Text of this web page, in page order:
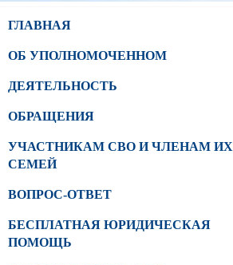
ГЛАВНАЯ
ОБ УПОЛНОМОЧЕННОМ
ДЕЯТЕЛЬНОСТЬ
ОБРАЩЕНИЯ
УЧАСТНИКАМ СВО И ЧЛЕНАМ ИХ
СЕМЕЙ
ВОПРОС-ОТВЕТ
БЕСПЛАТНАЯ ЮРИДИЧЕСКАЯ
ПОМОЩЬ